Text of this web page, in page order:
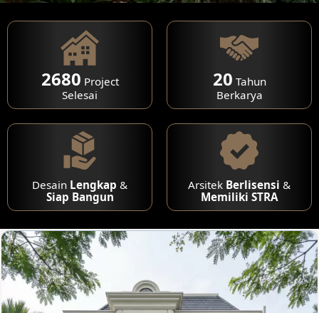
2680 Project
Selesai
20 Tahun
Berkarya
Desain Lengkap &
Siap Bangun
Arsitek Berlisensi &
Memiliki STRA